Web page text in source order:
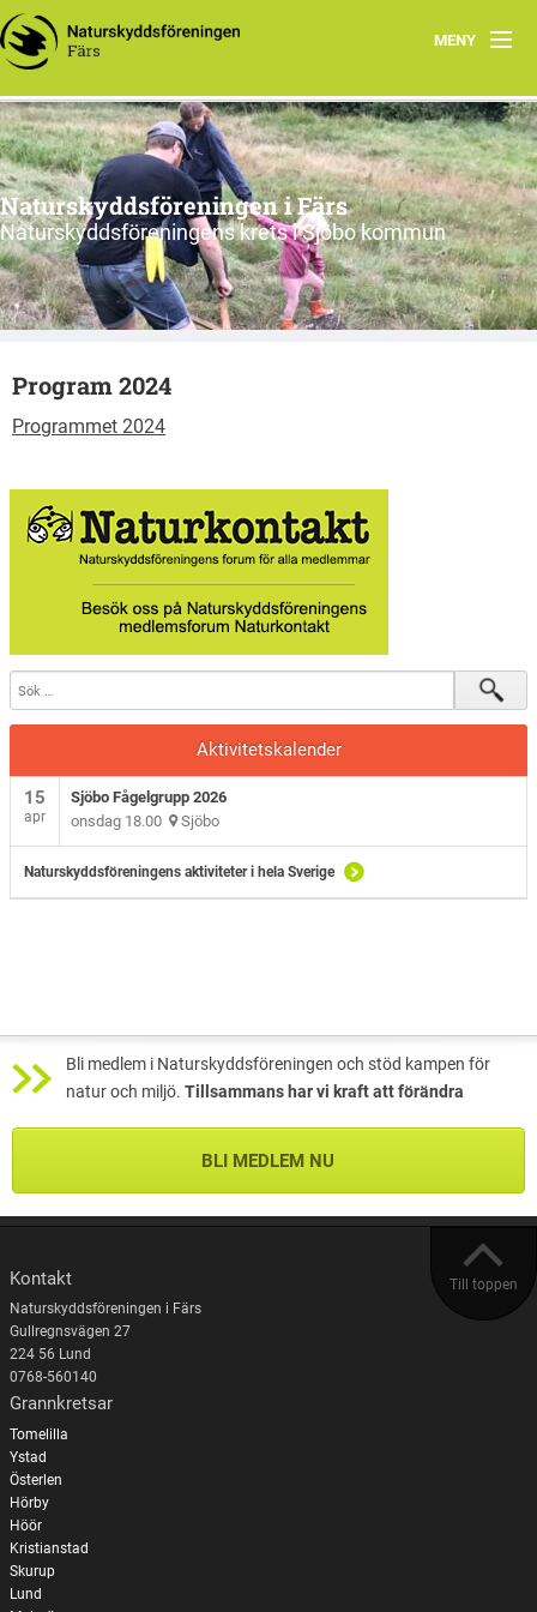
MENY
Hem
Nyfiken på vad vi gör?
Program 2026
Om oss
Remissvar
Aktuellt
Naturskyddsföreningen i Färs
Naturskyddsföreningens krets i Sjöbo kommun
Program 2024
Programmet 2024
Aktivitetskalender
15
apr
Sjöbo Fågelgrupp 2026
onsdag 18.00 Sjöbo
Naturskyddsföreningens aktiviteter i hela Sverige
Bli medlem i Naturskyddsföreningen och stöd kampen för
natur och miljö. Tillsammans har vi kraft att förändra
BLI MEDLEM NU
Till toppen
Kontakt
Naturskyddsföreningen i Färs
Gullregnsvägen 27
224 56 Lund
0768-560140
Grannkretsar
Tomelilla
Ystad
Österlen
Hörby
Höör
Kristianstad
Skurup
Lund